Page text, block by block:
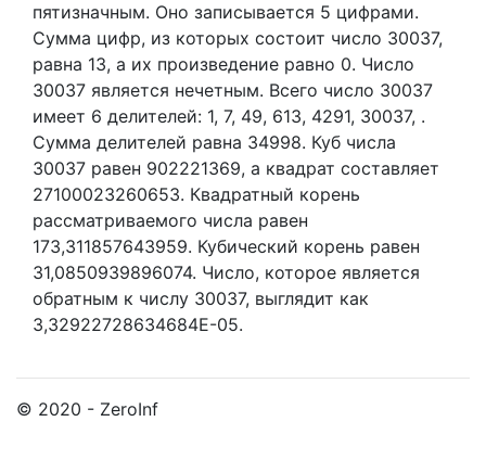
пятизначным. Оно записывается 5 цифрами.
Сумма цифр, из которых состоит число 30037,
равна 13, а их произведение равно 0. Число
30037 является нечетным. Всего число 30037
имеет 6 делителей: 1, 7, 49, 613, 4291, 30037, .
Сумма делителей равна 34998. Куб числа
30037 равен 902221369, а квадрат составляет
27100023260653. Квадратный корень
рассматриваемого числа равен
173,311857643959. Кубический корень равен
31,0850939896074. Число, которое является
обратным к числу 30037, выглядит как
3,32922728634684E-05.
© 2020 - ZeroInf